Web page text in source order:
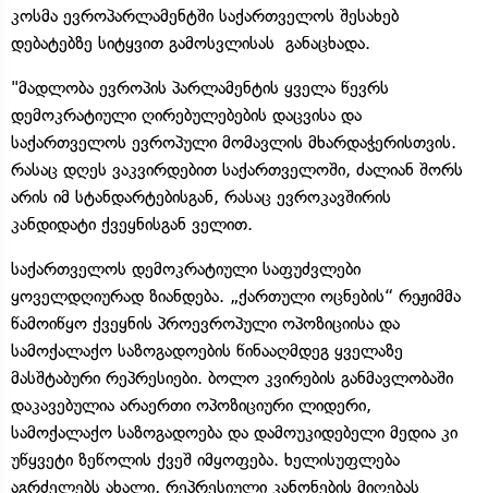
კოსმა ევროპარლამენტში საქართველოს შესახებ
დებატებზე სიტყვით გამოსვლისას განაცხადა.
"მადლობა ევროპის პარლამენტის ყველა წევრს
დემოკრატიული ღირებულებების დაცვისა და
საქართველოს ევროპული მომავლის მხარდაჭერისთვის.
რასაც დღეს ვაკვირდებით საქართველოში, ძალიან შორს
არის იმ სტანდარტებისგან, რასაც ევროკავშირის
კანდიდატი ქვეყნისგან ველით.
საქართველოს დემოკრატიული საფუძვლები
ყოველდღიურად ზიანდება. „ქართული ოცნების“ რეჟიმმა
წამოიწყო ქვეყნის პროევროპული ოპოზიციისა და
სამოქალაქო საზოგადოების წინააღმდეგ ყველაზე
მასშტაბური რეპრესიები. ბოლო კვირების განმავლობაში
დაკავებულია არაერთი ოპოზიციური ლიდერი,
სამოქალაქო საზოგადოება და დამოუკიდებელი მედია კი
უწყვეტი ზეწოლის ქვეშ იმყოფება. ხელისუფლება
აგრძელებს ახალი, რეპრესიული კანონების მიღებას